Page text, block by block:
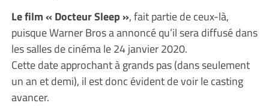
Le film « Docteur Sleep », fait partie de ceux-là,
puisque Warner Bros a annoncé qu’il sera diffusé dans
les salles de cinéma le 24 janvier 2020.
Cette date approchant à grands pas (dans seulement
un an et demi), il est donc évident de voir le casting
avancer.